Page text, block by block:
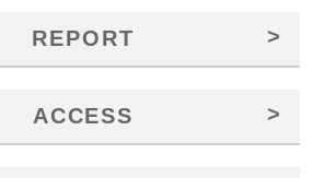
REPORT >
ACCESS >